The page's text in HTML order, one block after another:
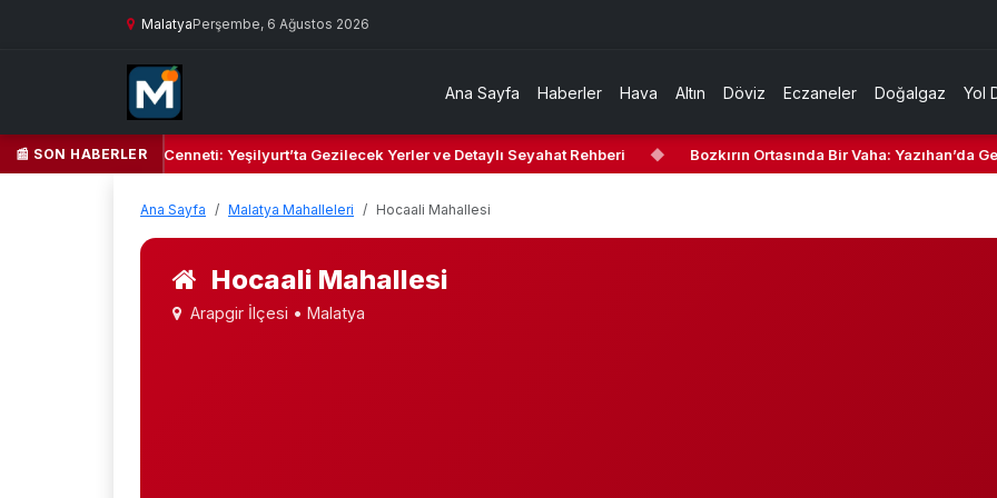
MalatyaPerşembe, 6 Ağustos 2026
Ana Sayfa Haberler Hava Altın Döviz Eczaneler Doğalgaz Yol
📰 SON HABERLER
Yeşil Kalbi ve Kültür Cenneti: Yeşilyurt’ta Gezilecek Yerler ve Detaylı Seyahat Rehberi ◆ Bozkırın Ortasında Bir Vaha: Yazıhan’da
Ana Sayfa Malatya Mahalleleri Hocaali Mahallesi
Hocaali Mahallesi
Arapgir İlçesi • Malatya